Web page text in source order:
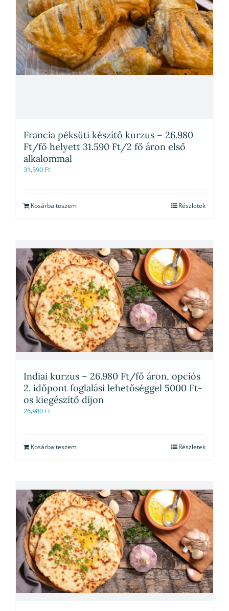
Francia péksüti készítő kurzus – 26.980
Ft/fő helyett 31.590 Ft/2 fő áron első
alkalommal
31,590 Ft
Kosárba teszem Részletek
Indiai kurzus – 26.980 Ft/fő áron, opciós
2. időpont foglalási lehetőséggel 5000 Ft-
os kiegészítő díjon
26,980 Ft
Kosárba teszem Részletek